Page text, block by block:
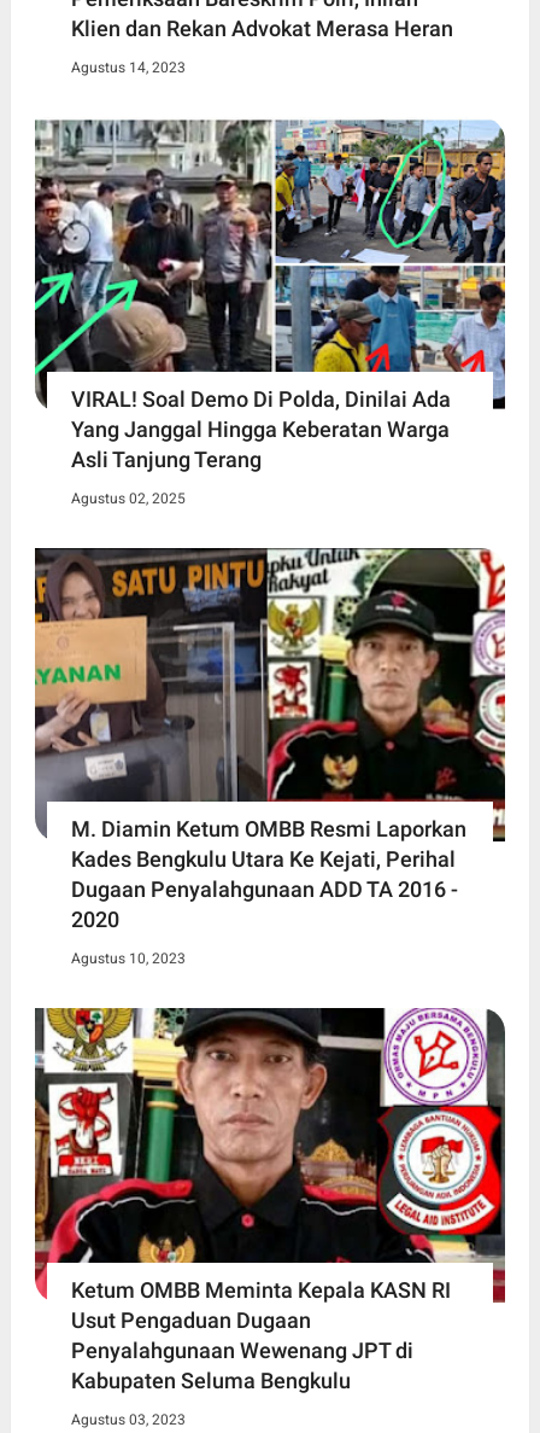
Klien dan Rekan Advokat Merasa Heran
Agustus 14, 2023
VIRAL! Soal Demo Di Polda, Dinilai Ada
Yang Janggal Hingga Keberatan Warga
Asli Tanjung Terang
Agustus 02, 2025
M. Diamin Ketum OMBB Resmi Laporkan
Kades Bengkulu Utara Ke Kejati, Perihal
Dugaan Penyalahgunaan ADD TA 2016 -
2020
Agustus 10, 2023
Ketum OMBB Meminta Kepala KASN RI
Usut Pengaduan Dugaan
Penyalahgunaan Wewenang JPT di
Kabupaten Seluma Bengkulu
Agustus 03, 2023